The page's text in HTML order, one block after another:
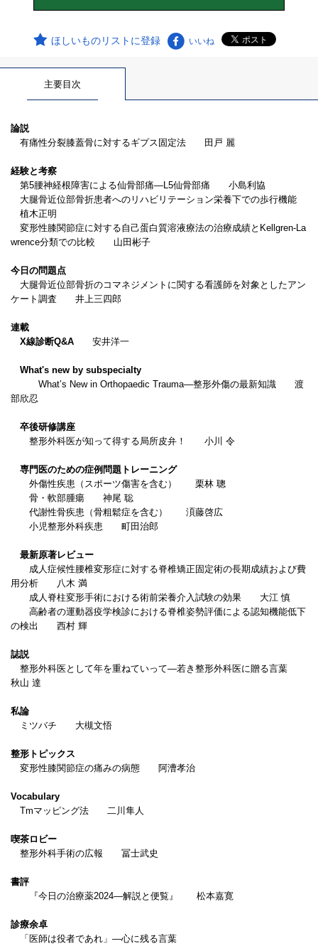
ほしいものリストに登録 いいね
主要目次
論説
有痛性分裂膝蓋骨に対するギプス固定法 田戸 麗
経験と考察
第5腰神経根障害による仙骨部痛―L5仙骨部痛 小島利協
大腿骨近位部骨折患者へのリハビリテーション栄養下での歩行機能
植木正明
変形性膝関節症に対する自己蛋白質溶液療法の治療成績とKellgren-La
wrence分類での比較 山田彬子
今日の問題点
大腿骨近位部骨折のコマネジメントに関する看護師を対象としたアン
ケート調査 井上三四郎
連載
X線診断Q&A 安井洋一
What's new by subspecialty
What’s New in Orthopaedic Trauma―整形外傷の最新知識 渡
部欣忍
卒後研修講座
整形外科医が知って得する局所皮弁！ 小川 令
専門医のための症例問題トレーニング
外傷性疾患（スポーツ傷害を含む） 栗林 聰
骨・軟部腫瘍 神尾 聡
代謝性骨疾患（骨粗鬆症を含む） 湏藤啓広
小児整形外科疾患 町田治郎
最新原著レビュー
成人症候性腰椎変形症に対する脊椎矯正固定術の長期成績および費
用分析 八木 満
成人脊柱変形手術における術前栄養介入試験の効果 大江 慎
高齢者の運動器疫学検診における脊椎姿勢評価による認知機能低下
の検出 西村 輝
誌説
整形外科医として年を重ねていって―若き整形外科医に贈る言葉
秋山 達
私論
ミツバチ 大槻文悟
整形トピックス
変形性膝関節症の痛みの病態 阿漕孝治
Vocabulary
Tmマッピング法 二川隼人
喫茶ロビー
整形外科手術の広報 冨士武史
書評
『今日の治療薬2024―解説と便覧』 松本嘉寛
診療余卓
「医師は役者であれ」―心に残る言葉